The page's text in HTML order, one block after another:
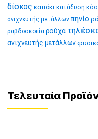
δίσκος καπάκι κατάδυση
ανιχνευτής μετάλλων πηνίο
ραβδοσκοπία ρούχα
ανιχνευτής μετάλλων
Τελευταία